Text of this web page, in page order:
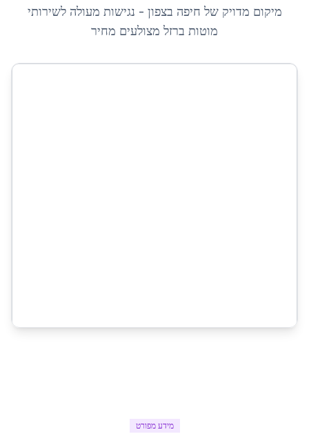
מיקום מדויק של חיפה בצפון - נגישות מעולה לשירותי
מוטות ברזל מצולעים מחיר
מידע מפורט